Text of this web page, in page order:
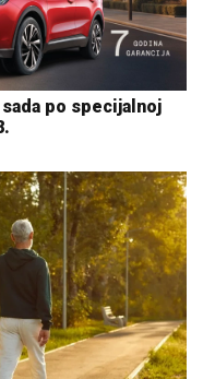
po specijalnoj